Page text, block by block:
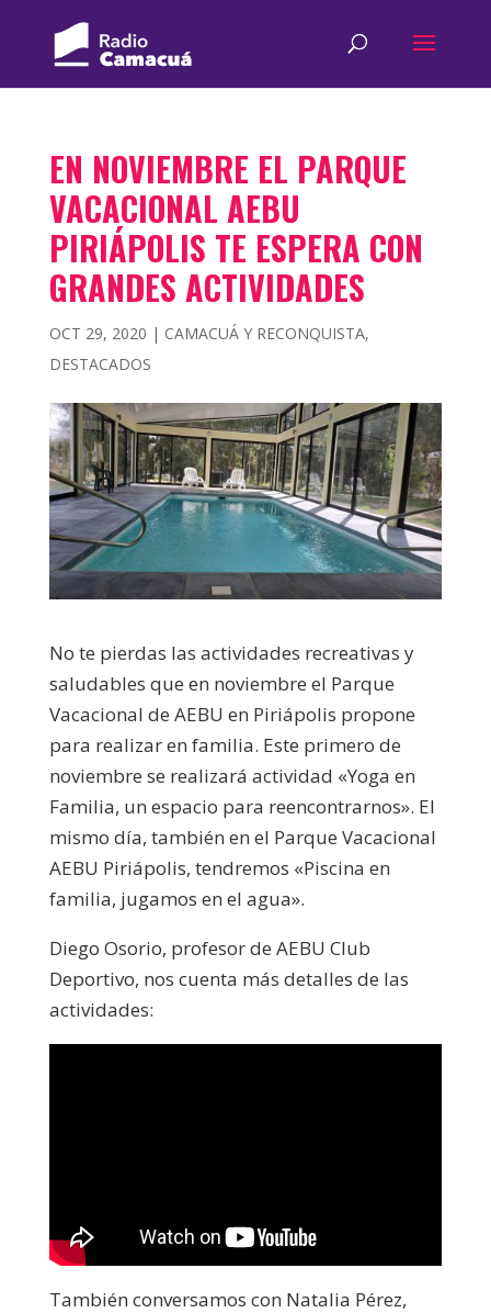
EN NOVIEMBRE EL PARQUE
VACACIONAL AEBU
PIRIÁPOLIS TE ESPERA CON
GRANDES ACTIVIDADES
OCT 29, 2020 | CAMACUÁ Y RECONQUISTA,
DESTACADOS
No te pierdas las actividades recreativas y
saludables que en noviembre el Parque
Vacacional de AEBU en Piriápolis propone
para realizar en familia. Este primero de
noviembre se realizará actividad «Yoga en
Familia, un espacio para reencontrarnos». El
mismo día, también en el Parque Vacacional
AEBU Piriápolis, tendremos «Piscina en
familia, jugamos en el agua».
Diego Osorio, profesor de AEBU Club
Deportivo, nos cuenta más detalles de las
actividades:
También conversamos con Natalia Pérez,